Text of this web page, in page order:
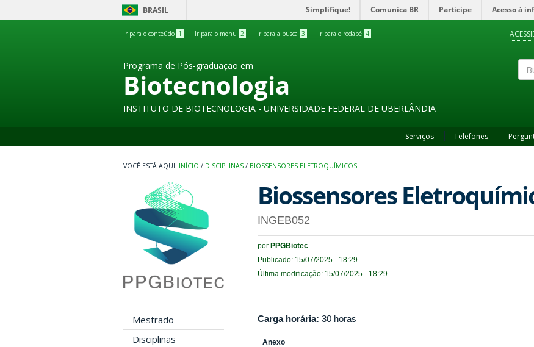
BRASIL Simplifique! Comunica BR Participe Acesso à
Ir para o conteúdo 1 Ir para o menu 2 Ir para a busca 3 Ir para o rodapé 4
Programa de Pós-graduação em
Biotecnologia
INSTITUTO DE BIOTECNOLOGIA - UNIVERSIDADE FEDERAL DE UBERLÂNDIA
Serviços Telefones
INÍCIO / DISCIPLINAS / BIOSSENSORES ELETROQUÍMICOS
Mestrado
Disciplinas
Biossensores
INGEB052
por PPGBiotec
Publicado: 15/07/2025 - 18:29
Última modificação: 15/07/2025 - 18:29
Carga horária: 30 horas
Anexo